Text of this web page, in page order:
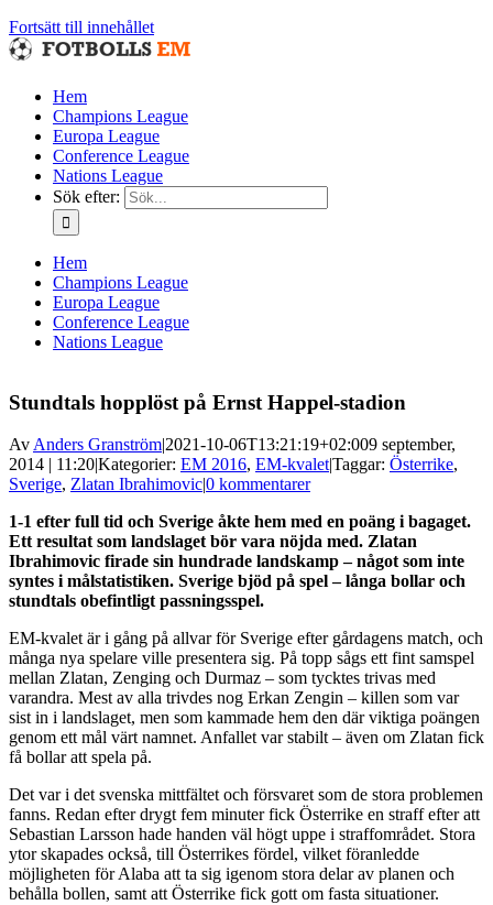
Fortsätt till innehållet
Hem
Champions League
Europa League
Conference League
Nations League
Sök efter:
Hem
Champions League
Europa League
Conference League
Nations League
Stundtals hopplöst på Ernst Happel-stadion
AvAnders Granström|2021-10-06T13:21:19+02:009 september,
2014 | 11:20|Kategorier: EM 2016, EM-kvalet|Taggar: Österrike,
Sverige, Zlatan Ibrahimovic|0 kommentarer
1-1 efter full tid och Sverige åkte hem med en poäng i bagaget.
Ett resultat som landslaget bör vara nöjda med. Zlatan
Ibrahimovic firade sin hundrade landskamp – något som inte
syntes i målstatistiken. Sverige bjöd på spel – långa bollar och
stundtals obefintligt passningsspel.
EM-kvalet är i gång på allvar för Sverige efter gårdagens match, och
många nya spelare ville presentera sig. På topp sågs ett fint samspel
mellan Zlatan, Zenging och Durmaz – som tycktes trivas med
varandra. Mest av alla trivdes nog Erkan Zengin – killen som var
sist in i landslaget, men som kammade hem den där viktiga poängen
genom ett mål värt namnet. Anfallet var stabilt – även om Zlatan fick
få bollar att spela på.
Det var i det svenska mittfältet och försvaret som de stora problemen
fanns. Redan efter drygt fem minuter fick Österrike en straff efter att
Sebastian Larsson hade handen väl högt uppe i straffområdet. Stora
ytor skapades också, till Österrikes fördel, vilket föranledde
möjligheten för Alaba att ta sig igenom stora delar av planen och
behålla bollen, samt att Österrike fick gott om fasta situationer.